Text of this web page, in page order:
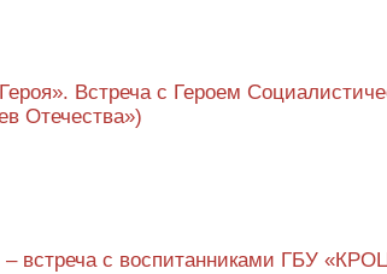
Встреча с Героем
Отечества»)
– встреча с воспитанниками ГБУ